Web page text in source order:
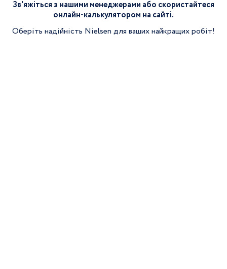
Зв'яжіться з нашими менеджерами або скористайтеся
онлайн-калькулятором на сайті.
Оберіть надійність Nielsen для ваших найкращих робіт!